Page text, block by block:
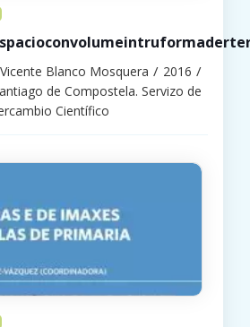
Vicente Blanco Mosquera
2016
de Compostela. Servizo de
Científico